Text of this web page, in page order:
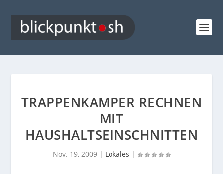
TRAPPENKAMPER RECHNEN
MIT
HAUSHALTSEINSCHNITTEN
Nov. 19, 2009 | Lokales |